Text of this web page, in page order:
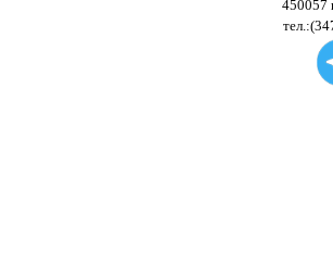
450057